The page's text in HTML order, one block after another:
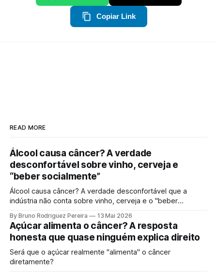
Copiar Link
READ MORE
Álcool causa câncer? A verdade
desconfortável sobre vinho, cerveja e
“beber socialmente”
Álcool causa câncer? A verdade desconfortável que a
indústria não conta sobre vinho, cerveja e o "beber
ciência moderna não sustenta mais a ideia de uma "dose
segura".
By Bruno Rodriguez Pereira 13 Mai 2026
Açúcar alimenta o câncer? A resposta
honesta que quase ninguém explica direito
Será que o açúcar realmente "alimenta" o câncer
diretamente?